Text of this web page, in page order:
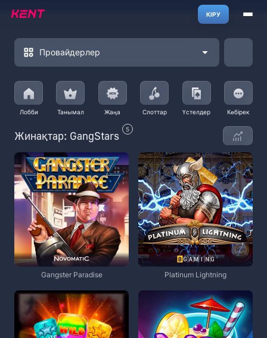
КІРУ
Провайдерлер
Лобби Танымал Жаңа Слоттар Үстелдер Көбірек
Жинақтар: GangStars 5
Gangster Paradise Platinum Lightning